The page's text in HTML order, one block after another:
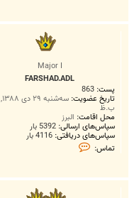
m
Major I
FARSHAD.ADL
پست: 863
تاریخ عضویت:
ب.ظ
محل اقامت: البرز
سپاس‌های ارسالی: 5392 بار
سپاس‌های دریافتی: 4116 بار
تماس:
ت
F